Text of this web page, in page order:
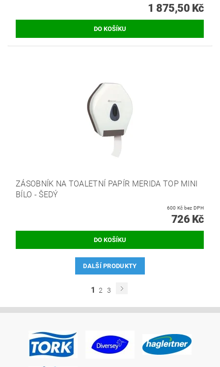
1 875,50 Kč
ZÁSOBNÍK NA TOALETNÍ PAPÍR MERIDA TOP MINI
BÍLO - ŠEDÝ
600 Kč bez DPH
726 Kč
DALŠÍ PRODUKTY
1 2 3